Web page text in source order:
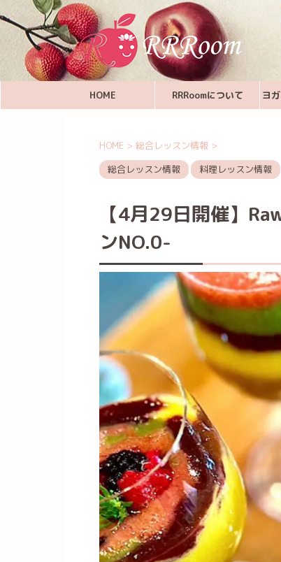
HOME RRRoomについて ヨ
HOME > 総合レッスン情報 >
総合レッスン情報
料理レッスン情報
【4月29日開催】
ンNO.0-